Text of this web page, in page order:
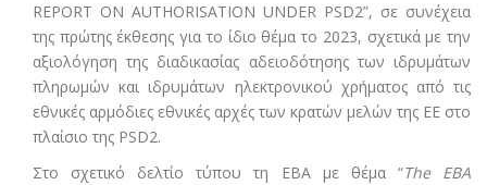
REPORT ON AUTHORISATION UNDER PSD2”, σε συνέχεια
της πρώτης έκθεσης για το ίδιο θέμα το 2023, σχετικά με την
αξιολόγηση της διαδικασίας αδειοδότησης των ιδρυμάτων
πληρωμών και ιδρυμάτων ηλεκτρονικού χρήματος από τις
εθνικές αρμόδιες εθνικές αρχές των κρατών μελών της ΕΕ στο
πλαίσιο της PSD2.
Στο σχετικό δελτίο τύπου τη ΕΒΑ με θέμα “The
EBA